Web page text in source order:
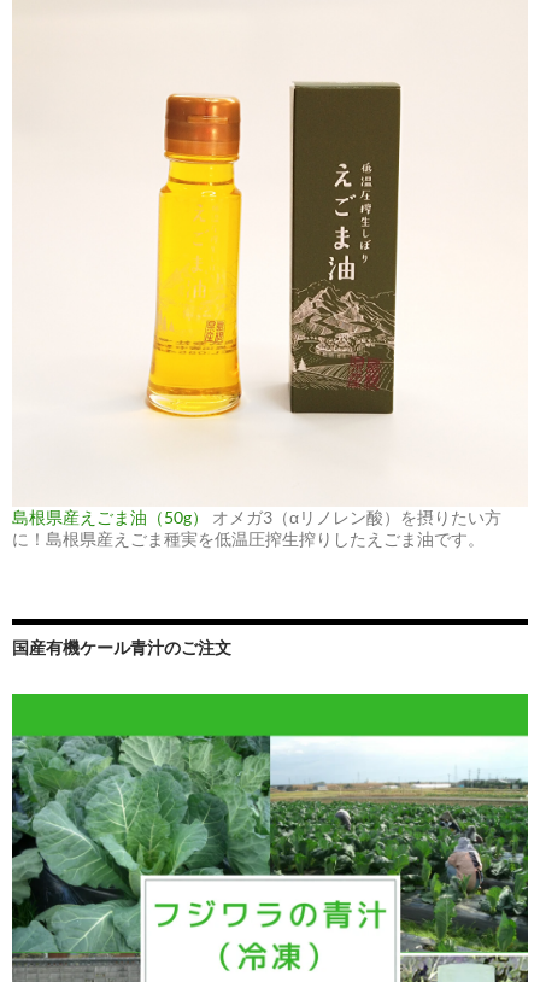
島根県産えごま油（50g）
オメガ3（αリノレン酸）を摂りたい方
に！島根県産えごま種実を低温圧搾生搾りしたえごま油です。
国産有機ケール青汁のご注文